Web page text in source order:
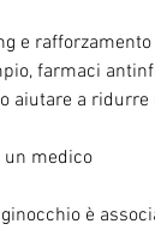
e
farmaci
aiutare a
un medico
è